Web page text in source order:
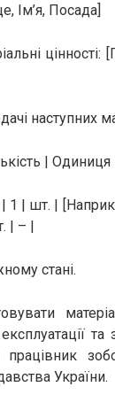
Ім’я, Посада]
наступних
|
1 | шт. |
| – |
стані.
України.